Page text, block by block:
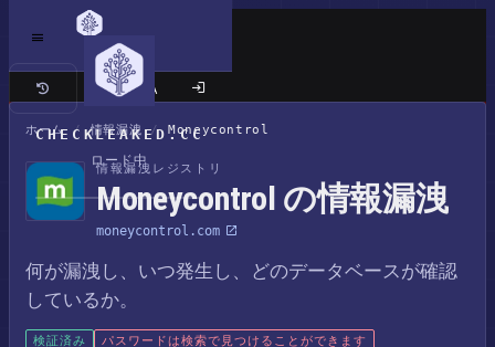
CHECKLEAKED.CC
ロード中
クラシックサイト
ホーム / 情報漏洩 / Moneycontrol
情報漏洩レジストリ
Moneycontrol の情報漏洩
moneycontrol.com
何が漏洩し、いつ発生し、どのデータベースが確認
しているか。
検証済み パスワードは検索で見つけることができます